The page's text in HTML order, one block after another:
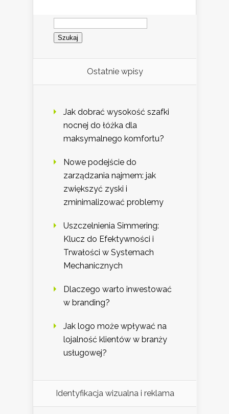
Szukaj:
Ostatnie wpisy
Jak dobrać wysokość szafki
nocnej do łóżka dla
maksymalnego komfortu?
Nowe podejście do
zarządzania najmem: jak
zwiększyć zyski i
zminimalizować problemy
Uszczelnienia Simmering:
Klucz do Efektywności i
Trwałości w Systemach
Mechanicznych
Dlaczego warto inwestować
w branding?
Jak logo może wpływać na
lojalność klientów w branży
usługowej?
Identyfikacja wizualna i reklama